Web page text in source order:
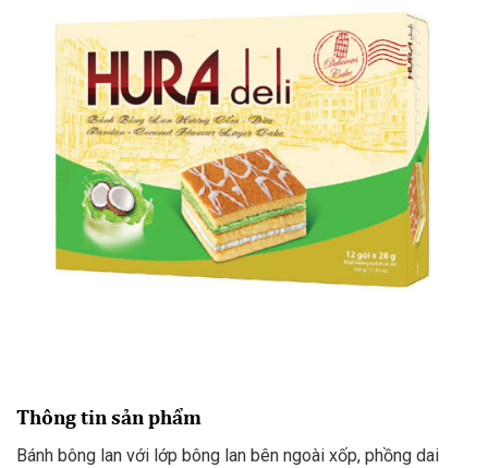
Thông tin sản phẩm
Bánh bông lan với lớp bông lan bên ngoài xốp, phồng dai